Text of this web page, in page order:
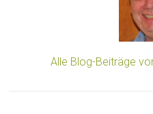
Alle Blog-Beiträge